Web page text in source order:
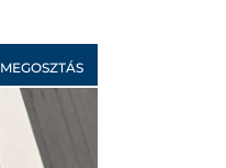
MEGOSZTÁS